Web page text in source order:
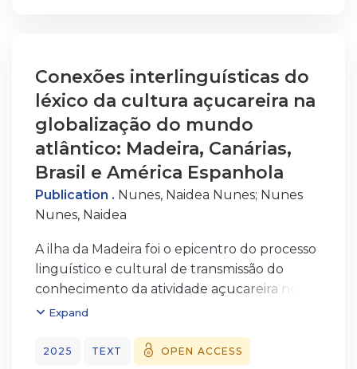
Conexões interlinguísticas do
léxico da cultura açucareira na
globalização do mundo
atlântico: Madeira, Canárias,
Brasil e América Espanhola
Publication . Nunes, Naidea Nunes; Nunes
Nunes, Naidea
A ilha da Madeira foi o epicentro do processo
linguístico e cultural de transmissão do
conhecimento da atividade açucareira no
Atlântico. A partir do século XV, a Madeira,
são lugares de interconexões, diálogos e
Expand
2025 TEXT OPEN ACCESS